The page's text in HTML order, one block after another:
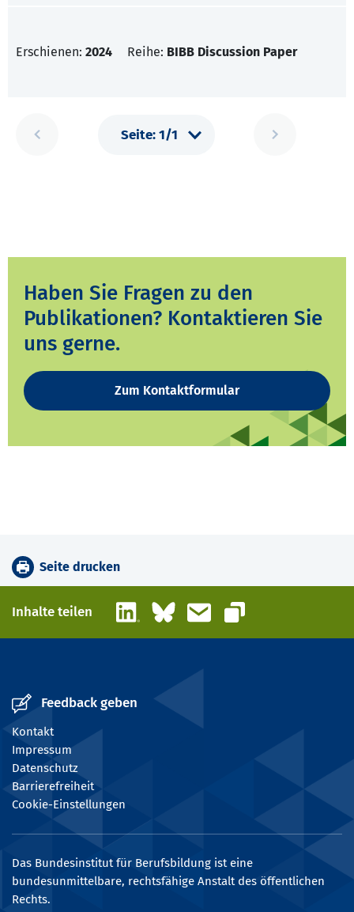
Erschienen: 2024 Reihe: BIBB Discussion Paper
Haben Sie Fragen zu den
Publikationen? Kontaktieren Sie
uns gerne.
Zum Kontaktformular
Seite drucken
Inhalte teilen LinkedInBlueskyE-Mail
Link kopieren
Feedback geben
Kontakt
Impressum
Datenschutz
Barrierefreiheit
Cookie-Einstellungen
Das Bundesinstitut für Berufsbildung ist eine
bundesunmittelbare, rechtsfähige Anstalt des öffentlichen
Rechts.